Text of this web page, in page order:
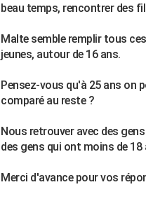
beau temps, rencontrer des
Malte semble remplir tous
jeunes, autour de 16 ans.
Pensez-vous qu'à 25 ans on
comparé au reste ?
Nous retrouver avec des
des gens qui ont moins de
Merci d'avance pour vos